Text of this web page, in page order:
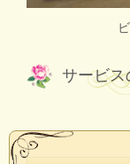
サービス